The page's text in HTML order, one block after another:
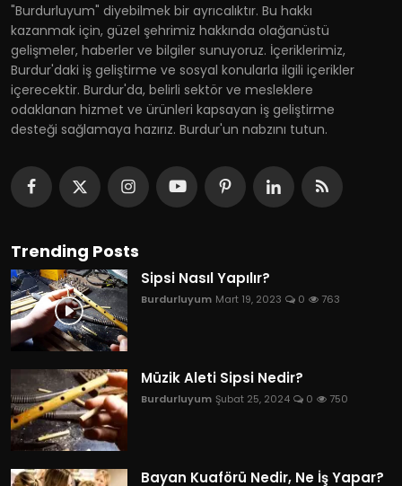
"Burdurluyum" diyebilmek bir ayrıcalıktır. Bu hakkı
kazanmak için, güzel şehrimiz hakkında olağanüstü
gelişmeler, haberler ve bilgiler sunuyoruz. İçeriklerimiz,
Burdur'daki iş geliştirme ve sosyal konularla ilgili içerikler
içerecektir. Burdur'da, belirli sektör ve mesleklere
odaklanan hizmet ve ürünleri kapsayan iş geliştirme
desteği sağlamaya hazırız. Burdur'un nabzını tutun.
Trending Posts
Sipsi Nasıl Yapılır?
Burdurluyum Mart 19, 2023 0 763
Müzik Aleti Sipsi Nedir?
Burdurluyum Şubat 25, 2024 0 750
Bayan Kuaförü Nedir, Ne İş Yapar?